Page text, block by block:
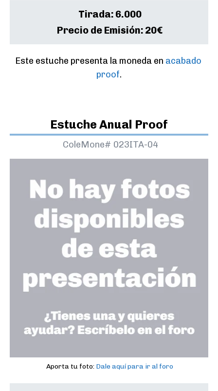
Tirada: 6.000
Precio de Emisión: 20€
Este estuche presenta la moneda en acabado
proof.
Estuche Anual Proof
ColeMone# 023ITA-04
Aporta tu foto: Dale aquí para ir al foro